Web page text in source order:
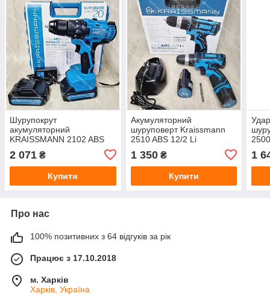
Шурупокрут
акумуляторний
KRAISSMANN 2102 ABS
20/2 MPOWER 20 Series
2 071 ₴
Купити
Акумуляторний
шуруповерт Kraissmann
2510 ABS 12/2 Li
1 350₴
Купити
1
Про нас
100% позитивних з 64 відгуків за рік
Працює з 17.10.2018
м. Харків
Харків, Україна